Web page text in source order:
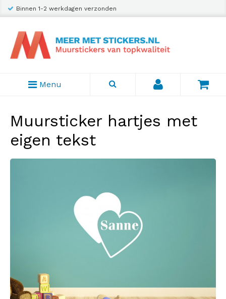
Binnen 1-2 werkdagen verzonden
Menu
Muursticker hartjes met
eigen tekst